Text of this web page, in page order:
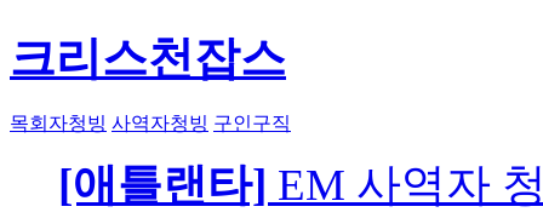
크리스천잡스
목회자청빙 사역자청빙 구인구직
[애틀랜타] EM 사역자